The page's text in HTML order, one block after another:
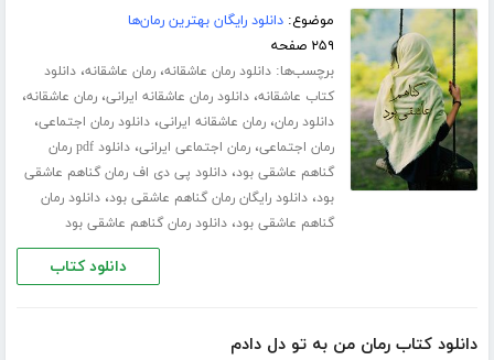
موضوع:دانلود رایگان بهترین رمان‌ها
۲۵۹ صفحه
برچسب‌ها:دانلود رمان عاشقانه،رمان عاشقانه،دانلود
کتاب عاشقانه،دانلود رمان عاشقانه ایرانی،رمان عاشقانه،
دانلود رمان،رمان عاشقانه ایرانی،دانلود رمان اجتماعی،
رمان اجتماعی،رمان اجتماعی ایرانی،
دانلود pdf رمان
گناهم عاشقی بود،دانلود پی دی اف رمان گناهم عاشقی
بود،دانلود رایگان رمان گناهم عاشقی بود،دانلود رمان
گناهم عاشقی بود،دانلود رمان گناهم عاشقی بود
دانلود کتاب
دانلود کتاب رمان من به تو دل دادم